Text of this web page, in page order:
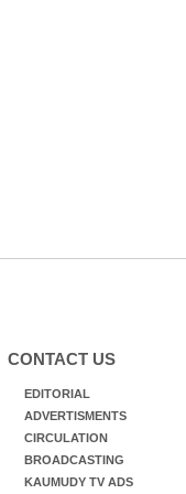
CONTACT US
EDITORIAL
ADVERTISMENTS
CIRCULATION
BROADCASTING
KAUMUDY TV ADS